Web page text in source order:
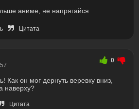
аниме, не напрягайся
Цитата
0
Как он мог дернуть веревку вниз,
наверху?
Цитата